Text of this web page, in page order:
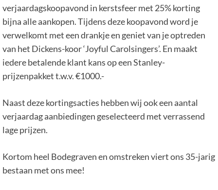
verjaardagskoopavond in kerstsfeer met 25% korting
bijna alle aankopen. Tijdens deze koopavond word je
verwelkomt met een drankje en geniet van je optreden
van het Dickens-koor ‘Joyful Carolsingers’. En maakt
iedere betalende klant kans op een Stanley-
prijzenpakket t.w.v. €1000.-
Naast deze kortingsacties hebben wij ook een aantal
verjaardag aanbiedingen geselecteerd met verrassend
lage prijzen.
Kortom heel Bodegraven en omstreken viert ons 35-jarig
bestaan met ons mee!